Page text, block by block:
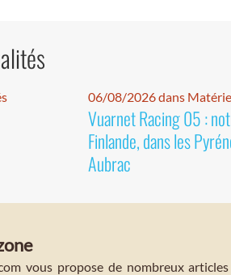
06/08/2026 dans
Vuarnet Racing 05 :
Finlande, dans les
Aubrac
vous propose de nombreux